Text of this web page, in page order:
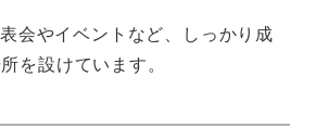
会やイベントなど、しっかり成
を設けています。